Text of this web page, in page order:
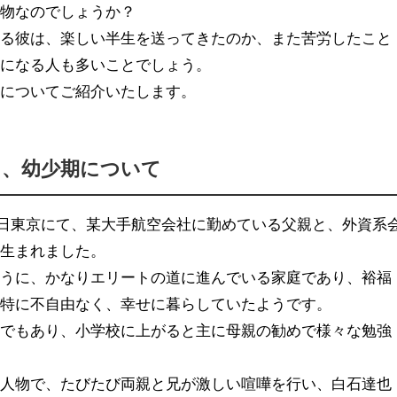
なのでしょうか？
彼は、楽しい半生を送ってきたのか、また苦労したこと
なる人も多いことでしょう。
ついてご紹介いたします。
幼少期について
東京にて、某大手航空会社に勤めている父親と、外資系
まれました。
に、かなりエリートの道に進んでいる家庭であり、裕福
に不自由なく、幸せに暮らしていたようです。
もあり、小学校に上がると主に母親の勧めで様々な勉強
物で、たびたび両親と兄が激しい喧嘩を行い、白石達也